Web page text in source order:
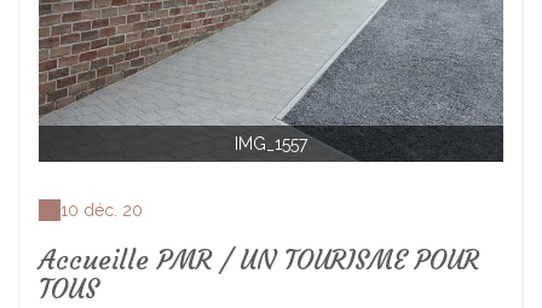
IMG_1557
10 déc. 20
Accueille PMR / UN TOURISME POUR
TOUS